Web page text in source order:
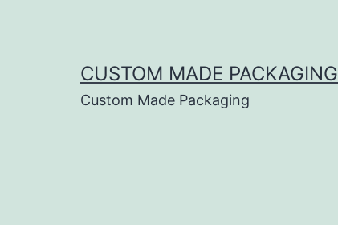
CUSTOM MADE PACKAGING
Custom Made Packaging